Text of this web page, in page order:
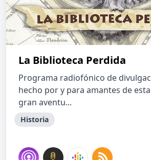
La Biblioteca Perdida
Programa radiofónico de
hecho por y para amantes de
gran aventu...
Historia